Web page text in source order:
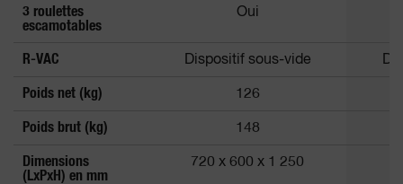
3 roulettes
escamotables
Oui
R-VAC Dispositif sous-vide
Poids net (kg) 126
Poids brut (kg) 148
Dimensions
(LxPxH) en mm
720 x 600 x 1 250